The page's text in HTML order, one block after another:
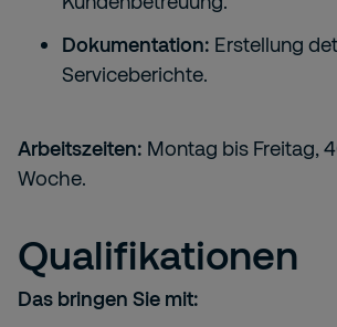
Dokumentation: Erstellung
Serviceberichte.
Arbeitszeiten: Montag bis Freitag,
Woche.
Qualifikationen
Das bringen Sie mit: